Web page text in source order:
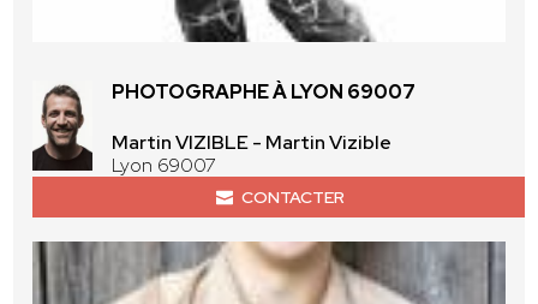
PHOTOGRAPHE À LYON 69007
Martin VIZIBLE - Martin Vizible
Lyon 69007
CONTACTER